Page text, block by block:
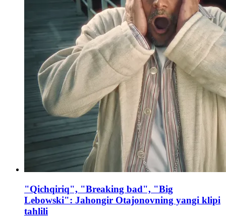
"Qichqiriq", "Breaking bad", "Big
Lebowski": Jahongir Otajonovning yangi klipi
tahlili